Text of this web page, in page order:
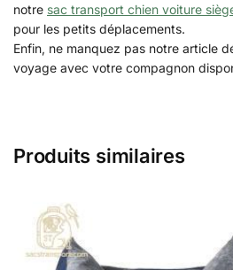
notre sac transport chien voiture
pour les petits déplacements.
Enfin, ne manquez pas notre article
voyage avec votre compagnon
Produits similaires